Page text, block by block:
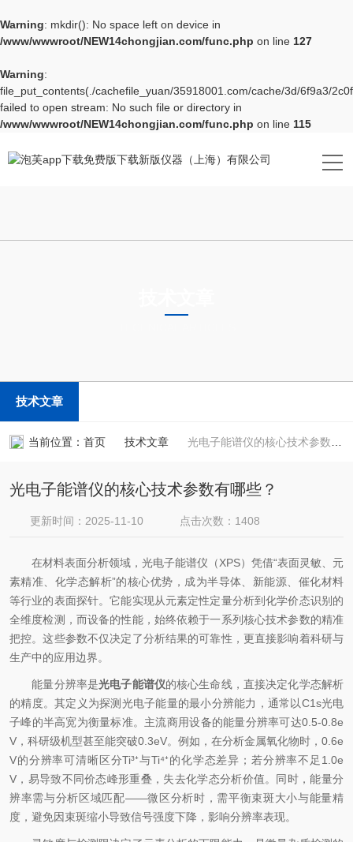
Warning: mkdir(): No space left on device in
/www/wwwroot/NEW14chongjian.com/func.php on line 127
Warning:
file_put_contents(./cachefile_yuan/35918001.com/cache/3d/6f9a3/
failed to open stream: No such file or directory in
/www/wwwroot/NEW14chongjian.com/func.php on line 115
技术文章
当前位置： 首页 技术文章 光电子能谱仪的核心技术参数有哪些？
光电子能谱仪的核心技术参数有哪些？
更新时间：2025-11-10 点击次数：1408
在材料表面分析领域，光电子能谱仪（XPS）凭借“表面灵敏、元
素精准、化学态解析”的核心优势，成为半导体、新能源、催化材料
等行业的表面探针。它能实现从元素定性定量分析到化学价态识别的
全维度检测，而设备的性能，始终依赖于一系列核心技术参数的精准
把控。这些参数不仅决定了分析结果的可靠性，更直接影响着科研与
生产中的应用边界。​
能量分辨率是光电子能谱仪的核心生命线，直接决定化学态解析
的精度。其定义为探测光电子能量的最小分辨能力，通常以C1s光电
子峰的半高宽为衡量标准。主流商用设备的能量分辨率可达0.5-0.8e
V，科研级机型甚至能突破0.3eV。例如，在分析金属氧化物时，0.6e
V的分辨率可清晰区分Ti³⁺与Ti⁴⁺的化学态差异；若分辨率不足1.0e
V，易导致不同价态峰形重叠，失去化学态分析价值。同时，能量分
辨率需与分析区域匹配——微区分析时，需平衡束斑大小与能量精
度，避免因束斑缩小导致信号强度下降，影响分辨率表现。​